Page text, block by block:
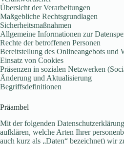
Übersicht der Verarbeitungen
Maßgebliche Rechtsgrundlagen
Sicherheitsmaßnahmen
Allgemeine Informationen zur
Rechte der betroffenen Personen
Bereitstellung des Onlineangebots und
Einsatz von Cookies
Präsenzen in sozialen Netzwerken
Änderung und Aktualisierung
Begriffsdefinitionen
Präambel
Mit der folgenden
aufklären, welche Arten Ihrer
auch kurz als „Daten“ bezeichnet) wir